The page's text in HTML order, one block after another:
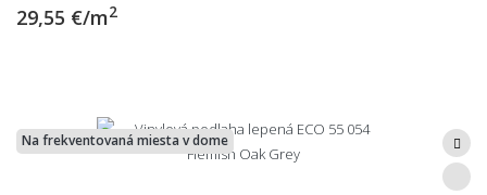
29,55 €/m2
Na frekventovaná miesta v dome